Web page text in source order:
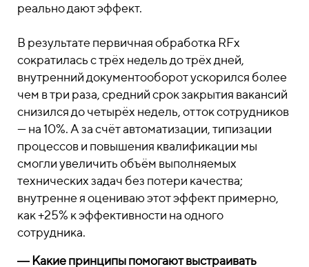
реально дают эффект.
В результате первичная обработка RFx
сократилась с трёх недель до трёх дней,
внутренний документооборот ускорился более
чем в три раза, средний срок закрытия вакансий
снизился до четырёх недель, отток сотрудников
— на 10%. А за счёт автоматизации, типизации
процессов и повышения квалификации мы
смогли увеличить объём выполняемых
технических задач без потери качества;
внутренне я оцениваю этот эффект примерно,
как +25% к эффективности на одного
сотрудника.
― Какие принципы помогают выстраивать